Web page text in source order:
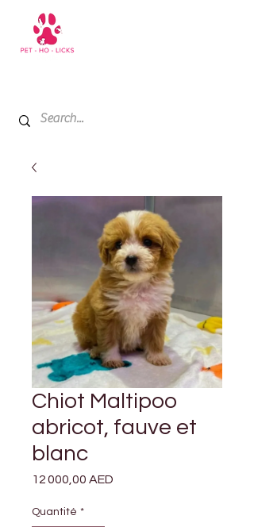
Chiot Maltipoo
abricot, fauve et
blanc
12 000,00 AED
Quantité *